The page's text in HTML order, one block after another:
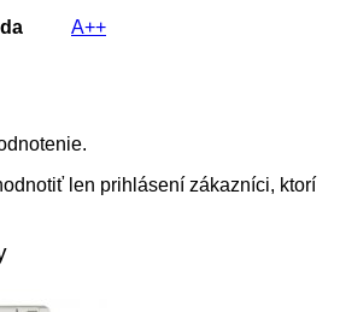
A++
len prihlásení zákazníci, ktorí